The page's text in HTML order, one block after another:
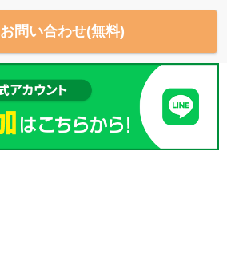
お問い合わせ(無料)